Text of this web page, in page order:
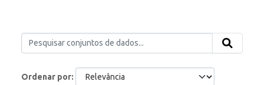
Ordenar por